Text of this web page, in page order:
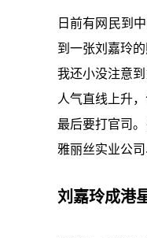
日前有网民到
到一张刘嘉玲
我还小没注意
人气直线上升
最后要打官司
雅丽丝实业公
刘嘉玲成港